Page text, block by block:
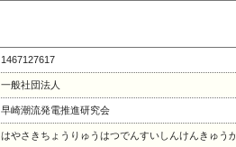
1467127617
一般社団法人
早崎潮流発電推進研究会
はやさきちょうりゅうはつでんすいしんけんきゅう